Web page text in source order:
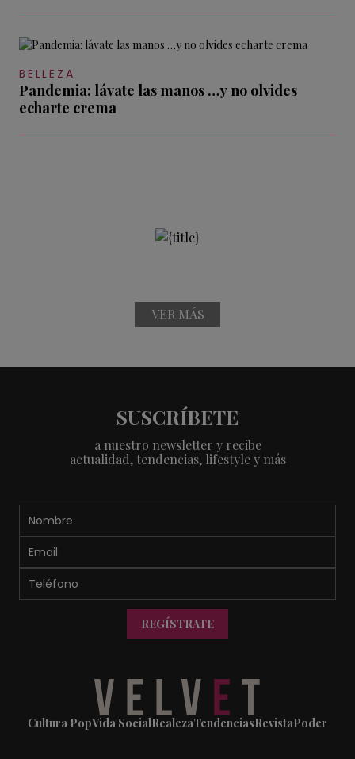
BELLEZA
Pandemia: lávate las manos …y no olvides
echarte crema
VER MÁS
SUSCRÍBETE
a nuestro newsletter y recibe
actualidad, tendencias, lifestyle y más
REGÍSTRATE
Cultura PopVida SocialRealezaTendenciasRevistaPoder